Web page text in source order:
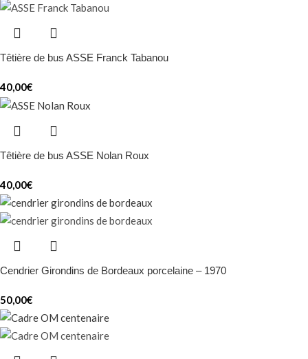
Têtière de bus ASSE Franck Tabanou
40,00€
Têtière de bus ASSE Nolan Roux
40,00€
Cendrier Girondins de Bordeaux porcelaine – 1970
50,00€